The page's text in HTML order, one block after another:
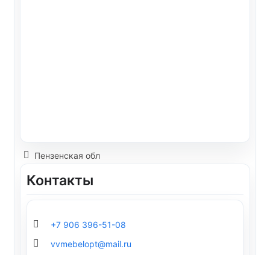
Пензенская обл
Контакты
+7 906 396-51-08
vvmebelopt@mail.ru